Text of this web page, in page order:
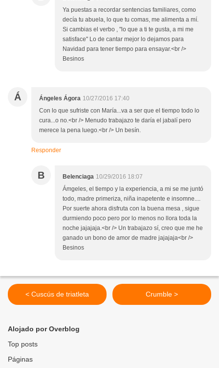
Ya puestas a recordar sentencias familiares, como
decía tu abuela, lo que tu comas, me alimenta a mí.
Si cambias el verbo , "lo que a ti te gusta, a mi me
satisface" Lo de cantar mejor lo dejamos para
Navidad para tener tiempo para ensayar.<br />
Besinos
Á Ángeles Ágora 10/27/2016 17:40
Con lo que sufriste con María...va a ser que el tiempo todo lo
cura...o no.<br /> Menudo trabajazo te daría el jabalí pero
merece la pena luego.<br /> Un besín.
Responder
B Belenciaga 10/29/2016 18:07
Ámgeles, el tiempo y la experiencia, a mi se me juntó
todo, madre primeriza, niña inapetente e insomne....
Por suerte ahora disfruta con la buena mesa , sigue
durmiendo poco pero por lo menos no llora toda la
noche jajajaja.<br /> Un trabajazo sí, creo que me he
ganado un bono de amor de madre jajajaja<br />
Besinos
< Cuscús de triatleta Crumble >
Alojado por Overblog
Top posts
Páginas